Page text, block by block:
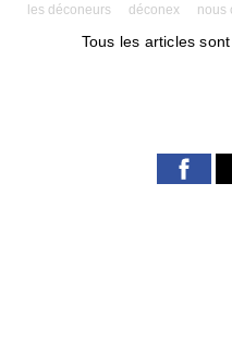
les déconeurs déconex nous
Tous les articles